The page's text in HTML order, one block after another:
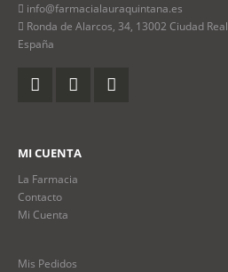
info@farmacialauraquintana.es
Ronda de Alarcos, 34, 13002 Ciudad Real
España
MI CUENTA
La Farmacia
Contacto
Mi Cuenta
Mis Pedidos